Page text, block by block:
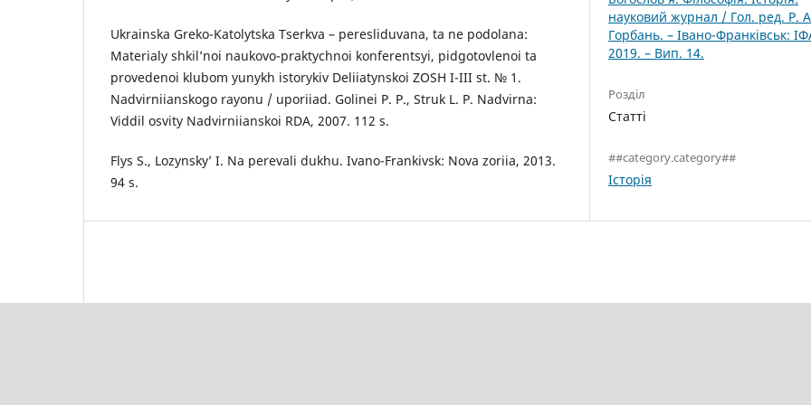
Ukrainska Greko-Katolytska Tserkva – peresliduvana, ta ne podolana:
Materialy shkil’noi naukovo-praktychnoi konferentsyi, pidgotovlenoi ta
provedenoi klubom yunykh istorykiv Deliiatynskoi ZOSH I-III st. № 1.
Nadvirniianskogo rayonu / uporiiad. Golinei P. P., Struk L. P. Nadvirna:
Viddil osvity Nadvirniianskoi RDA, 2007. 112 s.
Flys S., Lozynsky’ I. Na perevali dukhu. Ivano-Frankivsk: Nova zoriia, 2013.
94 s.
науковий журнал / Гол. ред. Р.
Горбань. – Івано-Франківськ:
2019. – Вип. 14.
Розділ
Статті
##category.category##
Історія